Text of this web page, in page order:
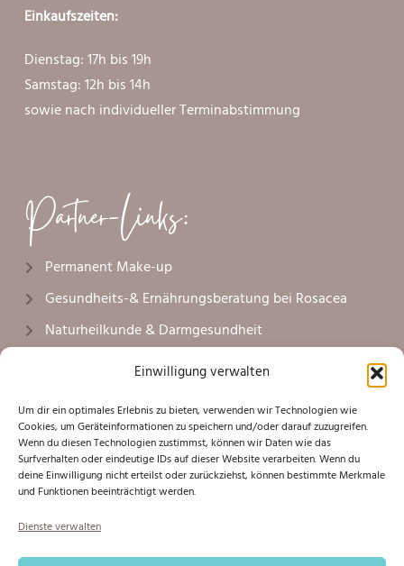
Einwilligung verwalten
Um dir ein optimales Erlebnis zu bieten, verwenden wir Technologien wie
Cookies, um Geräteinformationen zu speichern und/oder darauf zuzugreifen.
Wenn du diesen Technologien zustimmst, können wir Daten wie das
Surfverhalten oder eindeutige IDs auf dieser Website verarbeiten. Wenn du
deine Einwilligung nicht erteilst oder zurückziehst, können bestimmte Merkmale
und Funktionen beeinträchtigt werden.
Dienste verwalten
Einkaufszeiten:
Dienstag: 17h bis 19h
Samstag: 12h bis 14h
sowie nach individueller Terminabstimmung
Partner-Links:
Permanent Make-up
Gesundheits-& Ernährungsberatung bei Rosacea
Naturheilkunde & Darmgesundheit
Naturheilkunde & Faltenunterspritzung
Plastische Chirurgie Lüneburg
Plastische Chirurgie Hamburg
Maritim Holiday